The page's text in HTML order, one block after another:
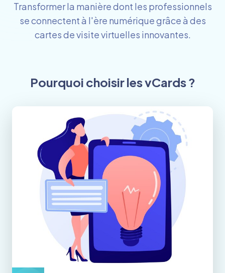
Transformer la manière dont les professionnels
se connectent à l'ère numérique grâce à des
cartes de visite virtuelles innovantes.
Pourquoi choisir les vCards ?